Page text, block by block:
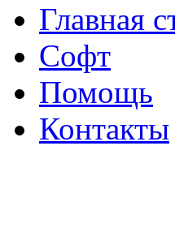
Главная
Софт
Помощь
Контакты